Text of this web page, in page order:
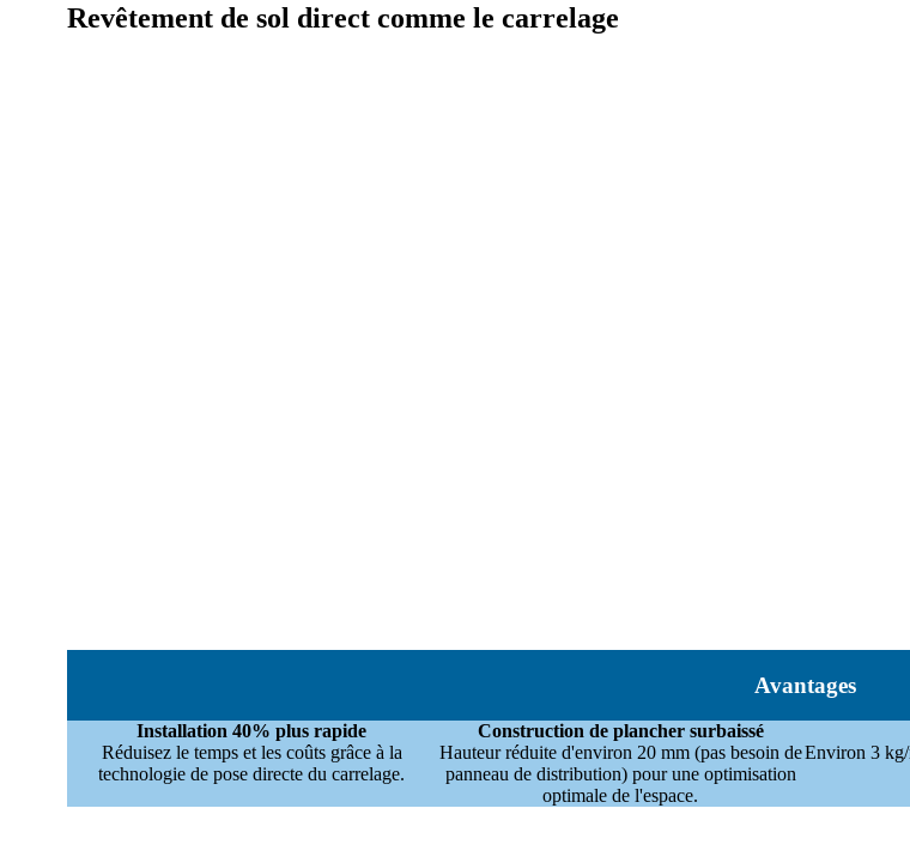
Revêtement de sol direct comme le carrelage
Avantages
Installation 40% plus rapide
Réduisez le temps et les coûts grâce à la
technologie de pose directe du carrelage.
Construction de plancher surbaissé
Hauteur réduite d'environ 20 mm (pas besoin de
panneau de distribution) pour une optimisation
optimale de l'espace.
Environ 3 kg/